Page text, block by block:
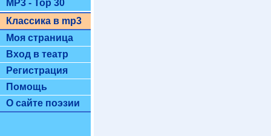
MP3 - Top 30
Классика в mp3
Моя страница
Вход в театр
Регистрация
Помощь
О сайте поэзии